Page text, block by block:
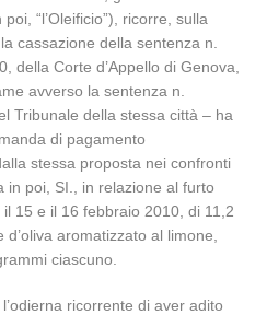
“l’Oleificio”), ricorre, sulla
cassazione della sentenza n.
della Corte d’Appello di Genova,
avverso la sentenza n.
Tribunale della stessa città – ha
di pagamento
stessa proposta nei confronti
in poi, SI., in relazione al furto
15 e il 16 febbraio 2010, di 11,2
aromatizzato al limone,
ciascuno.
ricorrente di aver adito